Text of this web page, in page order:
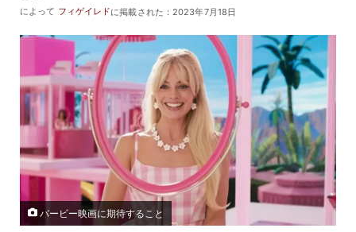
に掲載された： 2023年7月18日
によって フィゲイレド
バービー映画に期待すること